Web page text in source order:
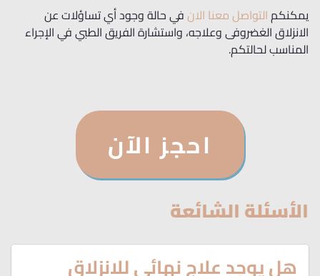
يمكنكمالتواصل معنا الانفي حالة وجود أي تساؤلات عن
الانزلاق الغضروفى وعلاجه، واستشارة الفريق الطبي في الإجراء
المناسب لحالتكم.
احجز الآن
الأسئلة الشائعة
هل يوجد علاج نهائي للانزلاق